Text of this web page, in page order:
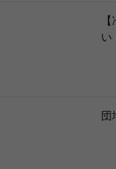
い
団